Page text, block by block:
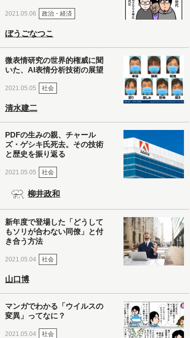
2021.05.06 政治・経済
ぼうごなつこ
微表情研究の世界的権威に聞
いた、AI表情分析技術の展望
2021.05.05 社会
清水建二
PDFの生みの親、チャール
ズ・ゲシキ氏死去。その技術
と歴史を振り返る
2021.05.05 社会
柳井政和
新年度で登場した「どうして
もソリが合わない同僚」と付
き合う方法
2021.05.04 社会
山口博
マンガでわかる「ウイルスの
変異」ってなに？
2021.05.04 社会